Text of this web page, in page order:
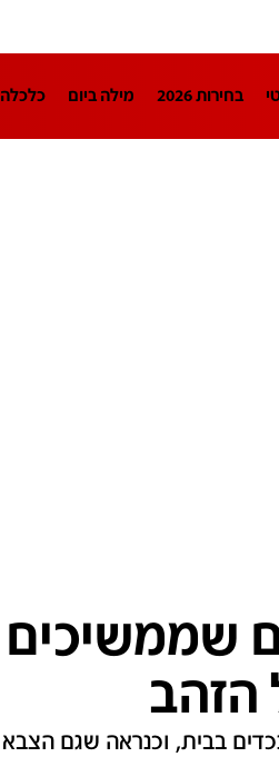
בחירות 2026 מילה ביום כלכלה
שממשיכים
הזהב
בבית, וכנראה שגם הצבא